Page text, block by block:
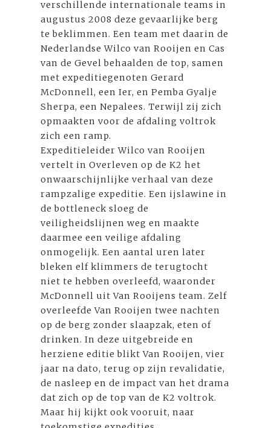
verschillende internationale teams in
augustus 2008 deze gevaarlijke berg
te beklimmen. Een team met daarin de
Nederlandse Wilco van Rooijen en Cas
van de Gevel behaalden de top, samen
met expeditiegenoten Gerard
McDonnell, een Ier, en Pemba Gyalje
Sherpa, een Nepalees. Terwijl zij zich
opmaakten voor de afdaling voltrok
zich een ramp.
Expeditieleider Wilco van Rooijen
vertelt in Overleven op de K2 het
onwaarschijnlijke verhaal van deze
rampzalige expeditie. Een ijslawine in
de bottleneck sloeg de
veiligheidslijnen weg en maakte
daarmee een veilige afdaling
onmogelijk. Een aantal uren later
bleken elf klimmers de terugtocht
niet te hebben overleefd, waaronder
McDonnell uit Van Rooijens team. Zelf
overleefde Van Rooijen twee nachten
op de berg zonder slaapzak, eten of
drinken. In deze uitgebreide en
herziene editie blikt Van Rooijen, vier
jaar na dato, terug op zijn revalidatie,
de nasleep en de impact van het drama
dat zich op de top van de K2 voltrok.
Maar hij kijkt ook vooruit, naar